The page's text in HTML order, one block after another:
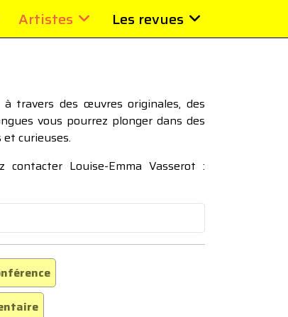
Artistes Les revues
travers des œuvres originales, des
vous pourrez plonger dans des
curieuses.
Louise-Emma Vasserot :